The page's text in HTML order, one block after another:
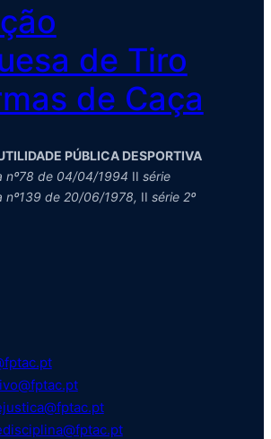
de Tiro
de Caça
PÚBLICA DESPORTIVA
nº78 de 04/04/1994 II série
nº139 de 20/06/1978, II série 2º